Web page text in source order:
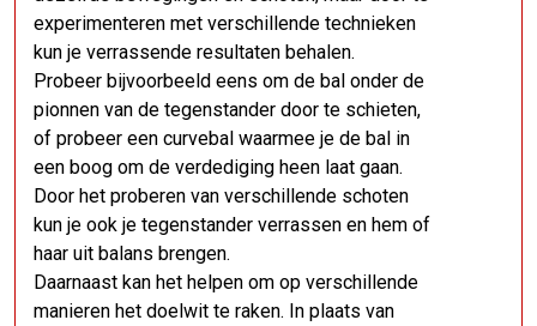
experimenteren met verschillende technieken
kun je verrassende resultaten behalen.
Probeer bijvoorbeeld eens om de bal onder de
pionnen van de tegenstander door te schieten,
of probeer een curvebal waarmee je de bal in
een boog om de verdediging heen laat gaan.
Door het proberen van verschillende schoten
kun je ook je tegenstander verrassen en hem of
haar uit balans brengen.
Daarnaast kan het helpen om op verschillende
manieren het doelwit te raken. In plaats van